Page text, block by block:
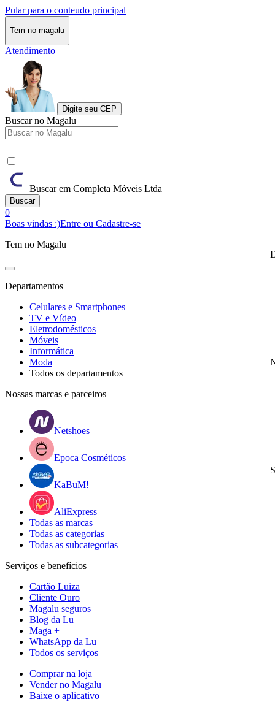
Pular para o conteudo principal
Tem no magalu
Atendimento
Digite seu CEP
Buscar no Magalu
Buscar em Completa Móveis Ltda
Buscar
0
Boas vindas :)Entre ou Cadastre-se
Tem no Magalu
Departamentos
Celulares e Smartphones
TV e Vídeo
Eletrodomésticos
Móveis
Informática
Moda
Todos os departamentos
Nossas marcas e parceiros
Netshoes
Epoca Cosméticos
KaBuM!
AliExpress
Todas as marcas
Todas as categorias
Todas as subcategorias
Serviços e benefícios
Cartão Luiza
Cliente Ouro
Magalu seguros
Blog da Lu
Maga +
WhatsApp da Lu
Todos os serviços
Comprar na loja
Vender no Magalu
Baixe o aplicativo